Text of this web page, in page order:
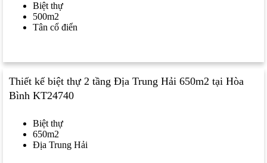
Biệt thự
500m2
Tân cổ điển
Thiết kế biệt thự 2 tầng Địa Trung Hải 650m2 tại Hòa
Bình KT24740
Biệt thự
650m2
Địa Trung Hải